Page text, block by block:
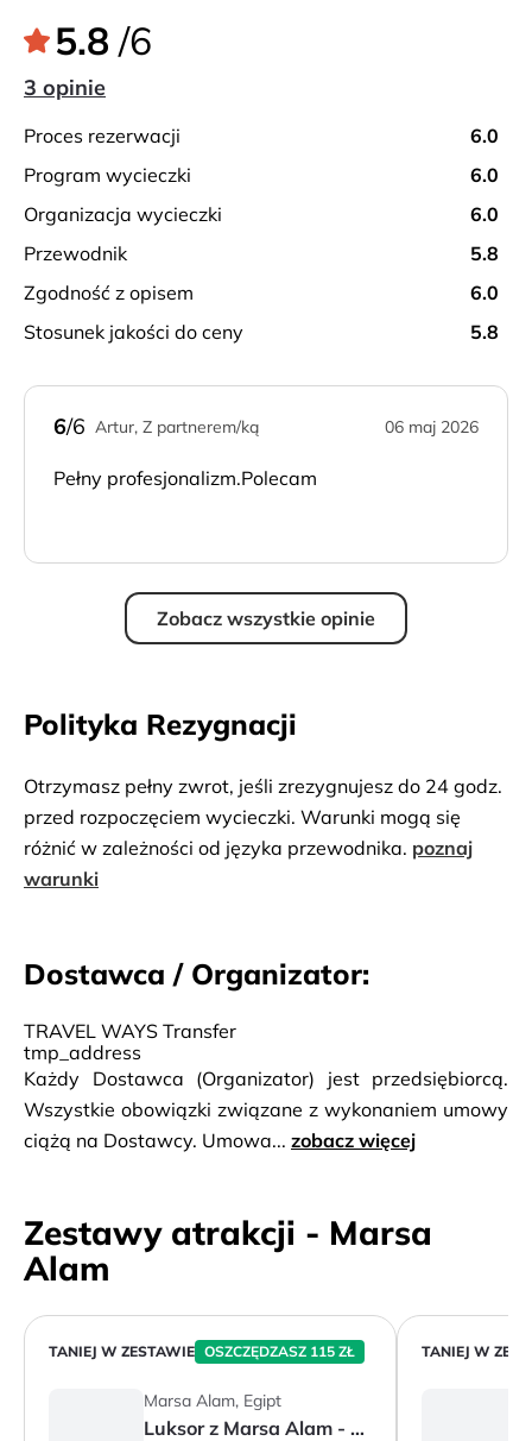
5.8 /6
3 opinie
proces rezerwacji
6.0
program wycieczki
6.0
organizacja wycieczki
6.0
przewodnik
5.8
zgodność z opisem
6.0
stosunek jakości do ceny
5.8
6/6 Artur, Z partnerem/ką 06 maj 2026
Pełny profesjonalizm.Polecam
Zobacz wszystkie opinie
Polityka Rezygnacji
Otrzymasz pełny zwrot, jeśli zrezygnujesz do 24 godz.
przed rozpoczęciem wycieczki. Warunki mogą się
różnić w zależności od języka przewodnika. poznaj
warunki
Dostawca / Organizator:
TRAVEL WAYS Transfer
tmp_address
Każdy Dostawca (Organizator) jest przedsiębiorcą.
Wszystkie obowiązki związane z wykonaniem umowy
ciążą na Dostawcy. Umowa... zobacz więcej
Zestawy atrakcji - Marsa
Alam
TANIEJ W ZESTAWIE OSZCZĘDZASZ 115 ZŁ
Marsa Alam, Egipt
Luksor z Marsa Alam - Dolina Królów i świątynie Egipskie
TANIEJ W